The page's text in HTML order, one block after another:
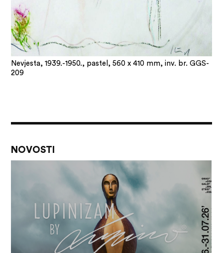
Nevjesta, 1939.-1950., pastel, 560 x 410 mm, inv. br. GGS-
209
NOVOSTI